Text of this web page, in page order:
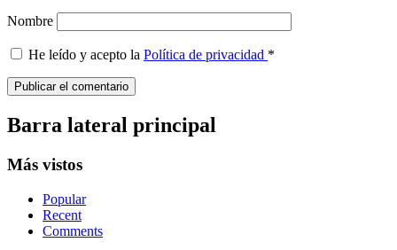
Nombre
He leído y acepto la Política de privacidad *
Barra lateral principal
Más vistos
Popular
Recent
Comments